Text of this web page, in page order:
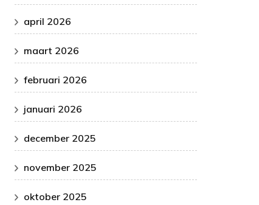
april 2026
maart 2026
februari 2026
januari 2026
december 2025
november 2025
oktober 2025